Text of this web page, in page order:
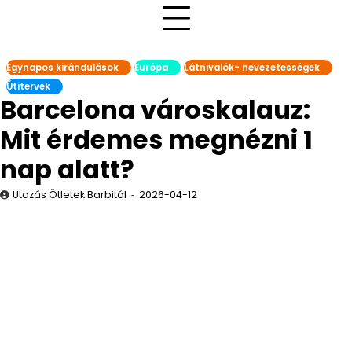
Egynapos kirándulások Európa
Látnivalók- nevezetességek
Útitervek
Barcelona városkalauz:
Mit érdemes megnézni 1
nap alatt?
Utazás Ötletek Barbitól 2026-04-12